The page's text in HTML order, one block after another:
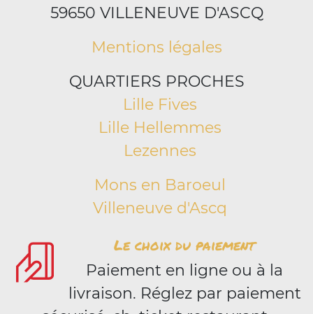
59650 VILLENEUVE D'ASCQ
Mentions légales
QUARTIERS PROCHES
Lille Fives
Lille Hellemmes
Lezennes
Mons en Baroeul
Villeneuve d'Ascq
Le choix du paiement
Paiement en ligne ou à la
livraison. Réglez par paiement